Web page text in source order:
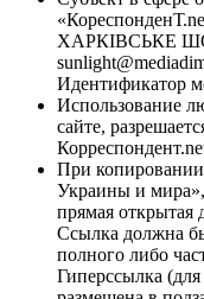
ХАРКІВСЬКЕ
Идентификатор
Использование
сайте,
При
Украины и мира»,
прямая открытая
Ссылка должна
полного либо
Гиперссылка